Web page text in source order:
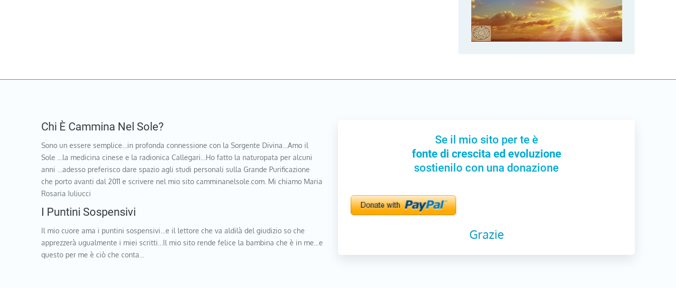
Chi È Cammina Nel Sole?
Sono un essere semplice…in profonda connessione con la Sorgente Divina…Amo il
Sole …la medicina cinese e la radionica Callegari…Ho fatto la naturopata per alcuni
anni …adesso preferisco dare spazio agli studi personali sulla Grande Purificazione
che porto avanti dal 2011 e scrivere nel mio sito camminanelsole.com. Mi chiamo Maria
Rosaria Iuliucci
I Puntini Sospensivi
Il mio cuore ama i puntini sospensivi…e il lettore che va aldilà del giudizio so che
apprezzerà ugualmente i miei scritti…Il mio sito rende felice la bambina che è in me…e
questo per me è ciò che conta…
Se il mio sito per te è
fonte di crescita ed evoluzione
sostienilo con una donazione
Grazie